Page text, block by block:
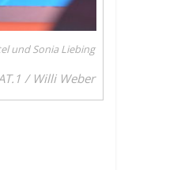
und Sonia Liebing
/ Willi Weber